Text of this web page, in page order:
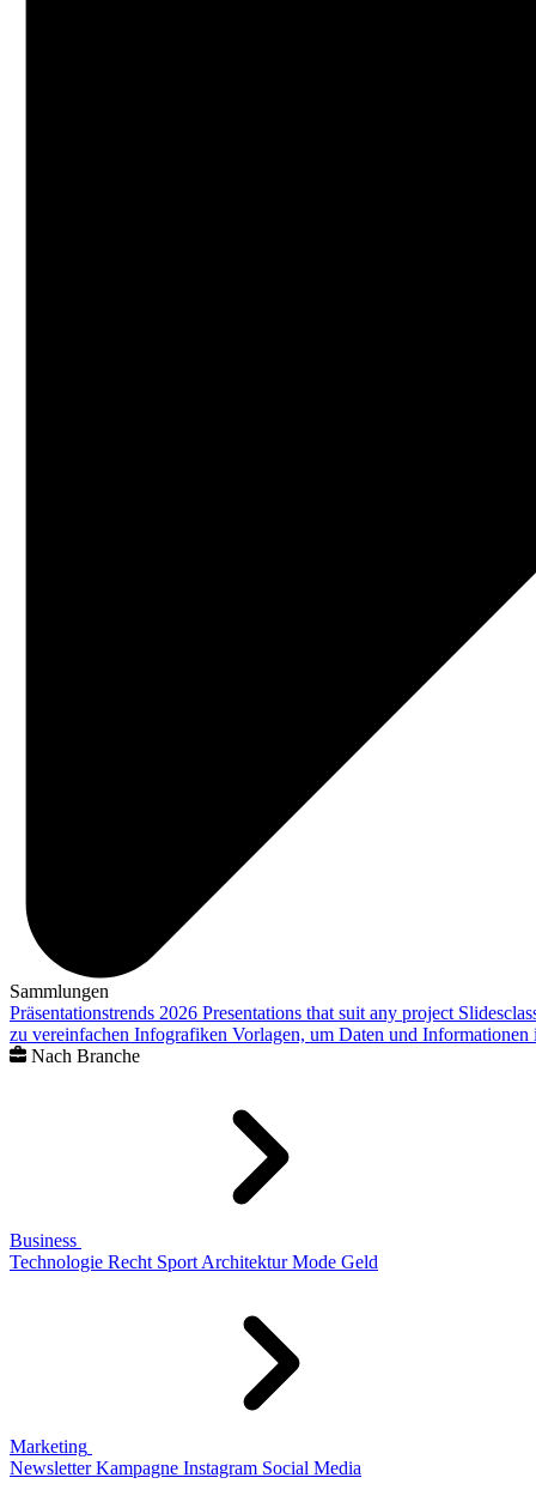
Sammlungen
Präsentationstrends 2026 Presentations that suit any project
zu vereinfachen Infografiken Vorlagen, um Daten und
Nach Branche
Business
Technologie Recht Sport Architektur Mode Geld
Marketing
Newsletter Kampagne Instagram Social Media